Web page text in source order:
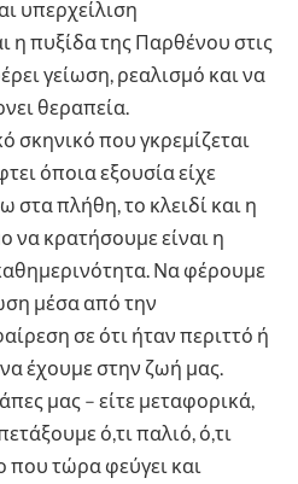
υπερχείλιση
η πυξίδα της Παρθένου στις
γείωση, ρεαλισμό και να
θεραπεία.
σκηνικό που γκρεμίζεται
όποια εξουσία είχε
πλήθη, το κλειδί και η
να κρατήσουμε είναι η
Να φέρουμε
μέσα από την
σε ότι ήταν περιττό ή
έχουμε στην ζωή μας.
μας – είτε μεταφορικά,
ό,τι παλιό, ό,τι
που τώρα φεύγει και